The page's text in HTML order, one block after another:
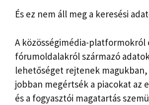
És ez nem áll meg a keresési
A közösségimédia-platformokról
fórumoldalakról származó
lehetőséget rejtenek
jobban megértsék a piacokat az
és a fogyasztói magatartás